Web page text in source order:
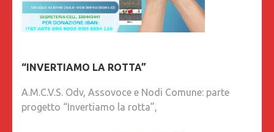
“INVERTIAMO LA ROTTA”
A.M.C.V.S. Odv, Assovoce e Nodi Comune: parte
progetto “Invertiamo la rotta”,